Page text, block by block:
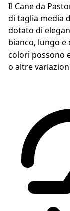
Il Cane da
di taglia media
dotato di
bianco, lungo
colori possono
o altre